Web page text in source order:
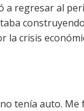
regresar al
crisis
tenía auto.